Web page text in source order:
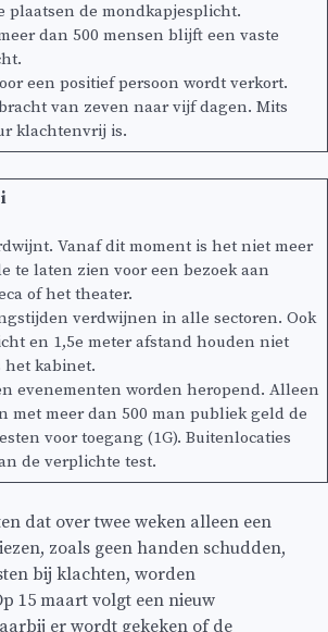
plaatsen de mondkapjesplicht.
dan 500 mensen blijft een vaste
een positief persoon wordt verkort.
van zeven naar vijf dagen. Mits
klachtenvrij is.
Vanaf dit moment is het niet meer
te laten zien voor een bezoek aan
of het theater.
verdwijnen in alle sectoren. Ook
en 1,5e meter afstand houden niet
het kabinet.
evenementen worden heropend. Alleen
met meer dan 500 man publiek geld de
voor toegang (1G). Buitenlocaties
de verplichte test.
dat over twee weken alleen een
zoals geen handen schudden,
bij klachten, worden
15 maart volgt een nieuw
er wordt gekeken of de